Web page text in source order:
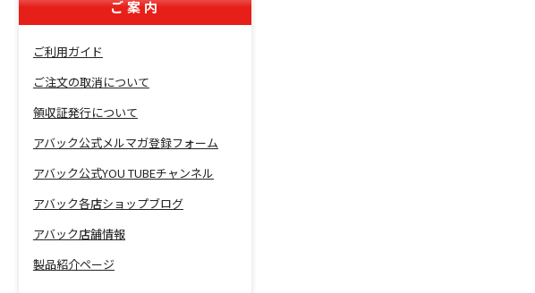
ご案内
ご利用ガイド
ご注文の取消について
領収証発行について
アバック公式メルマガ登録フォーム
アバック公式YOU TUBEチャンネル
アバック各店ショップブログ
アバック店舗情報
製品紹介ページ